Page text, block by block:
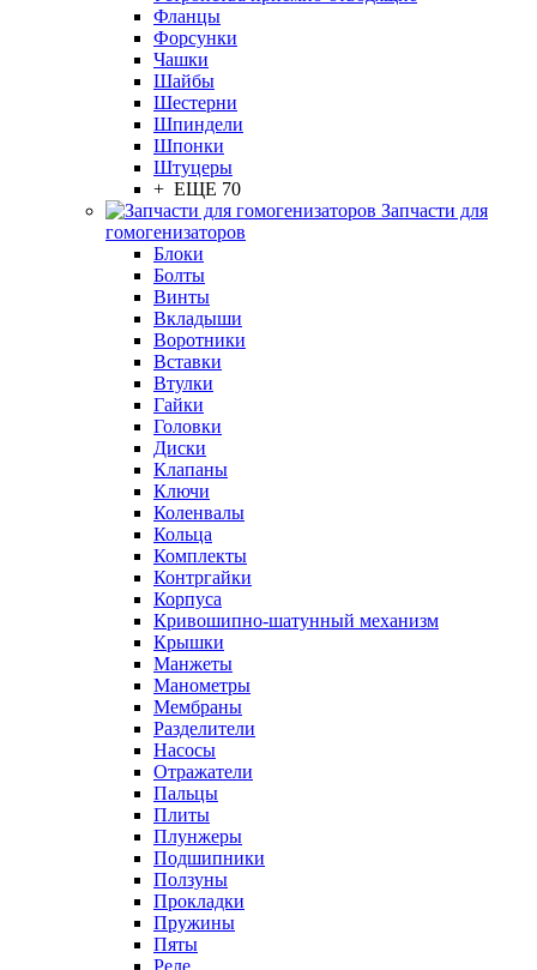
Фланцы
Форсунки
Чашки
Шайбы
Шестерни
Шпиндели
Шпонки
Штуцеры
+ ЕЩЕ 70
Запчасти для
гомогенизаторов
Блоки
Болты
Винты
Вкладыши
Воротники
Вставки
Втулки
Гайки
Головки
Диски
Клапаны
Ключи
Коленвалы
Кольца
Комплекты
Контргайки
Корпуса
Кривошипно-шатунный механизм
Крышки
Манжеты
Манометры
Мембраны
Разделители
Насосы
Отражатели
Пальцы
Плиты
Плунжеры
Подшипники
Ползуны
Прокладки
Пружины
Пяты
Реле